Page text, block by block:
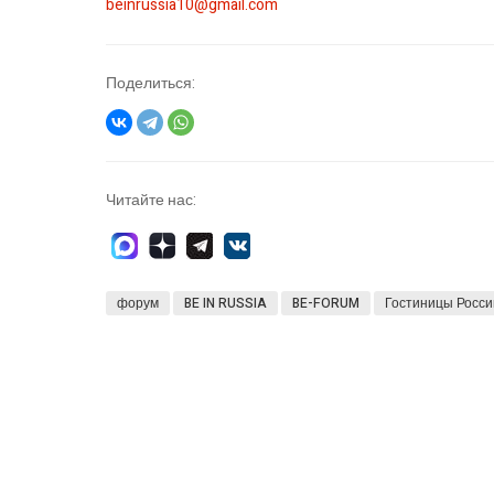
beinrussia10@gmail.com
Поделиться:
Читайте нас:
форум BE IN RUSSIA BE-FORUM Гостиницы